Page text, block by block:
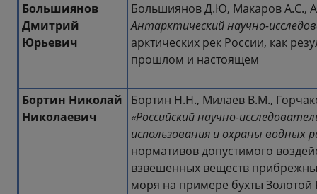
Большиянов
Дмитрий
Юрьевич
Большиянов Д.Ю, Макаров А.С.,
Антарктический научно-
арктических рек России, как
прошлом и настоящем
Бортин Николай
Николаевич
Бортин Н.Н., Милаев В.М.,
«Российский научно-
использования и охраны водных
нормативов допустимого
взвешенных веществ
моря на примере бухты Золотой